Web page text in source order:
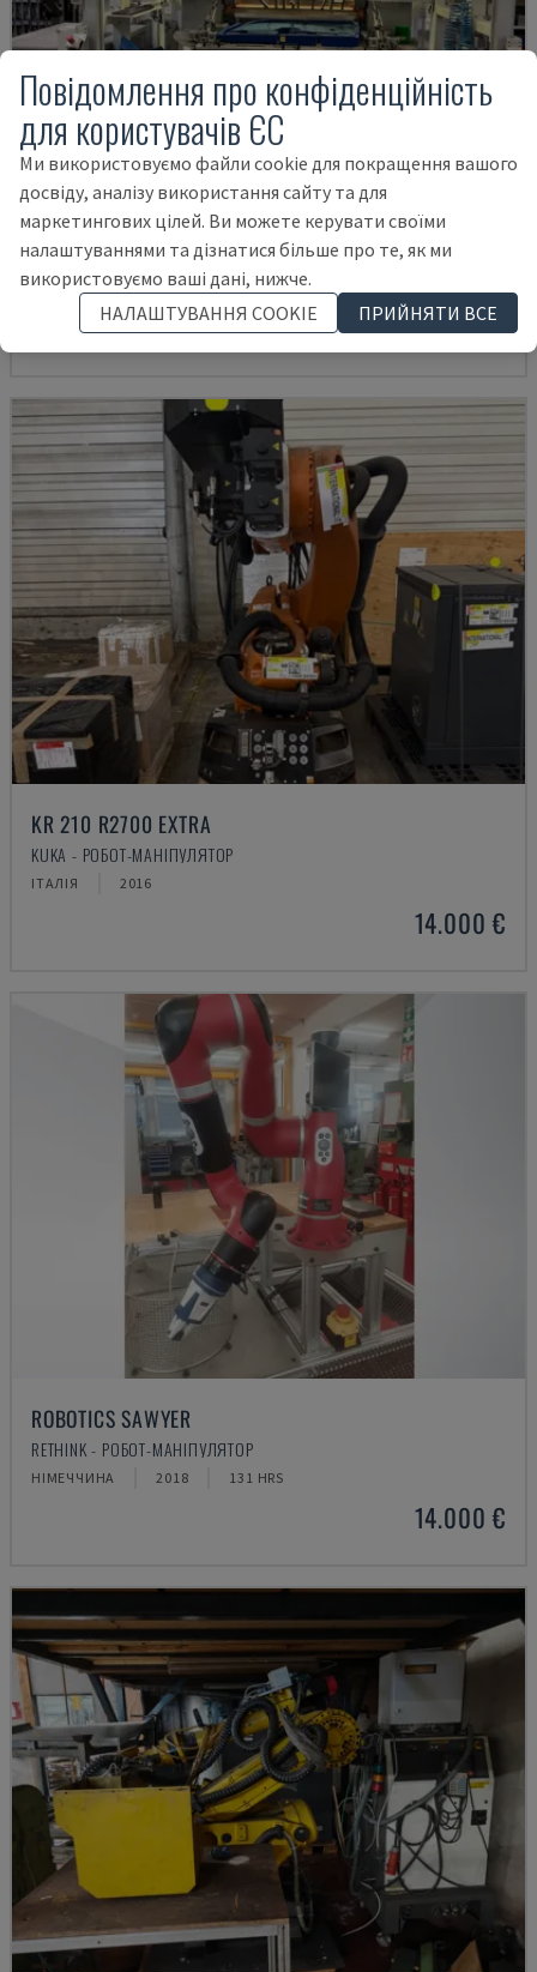
AUDI TSV D5 TÜR
CHANGO - РОБОТ-МАНІПУЛЯТОР
НІМЕЧЧИНА 2020 200 HRS
62.000 €
KR 210 R2700 EXTRA
KUKA - РОБОТ-МАНІПУЛЯТОР
ІТАЛІЯ 2016
14.000 €
ROBOTICS SAWYER
RETHINK - РОБОТ-МАНІПУЛЯТОР
НІМЕЧЧИНА 2018 131 HRS
14.000 €
Повідомлення про конфіденційність
для користувачів ЄС
Ми використовуємо файли cookie для покращення вашого
досвіду, аналізу використання сайту та для
маркетингових цілей. Ви можете керувати своїми
налаштуваннями та дізнатися більше про те, як ми
використовуємо ваші дані, нижче.
НАЛАШТУВАННЯ COOKIE
ПРИЙНЯТИ ВСЕ